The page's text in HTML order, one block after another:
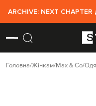
ARCHIVE: NEXT
Головна Жінкам Max & Co